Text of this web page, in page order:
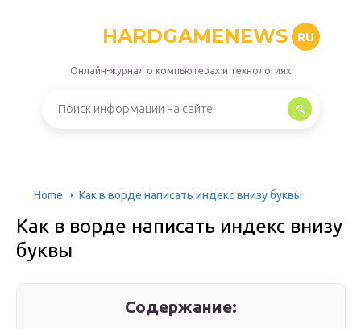
HARDGAMENEWS RU
Онлайн-журнал о компьютерах и технологиях
Home Как в ворде написать индекс внизу буквы
Как в ворде написать индекс внизу
буквы
Содержание: